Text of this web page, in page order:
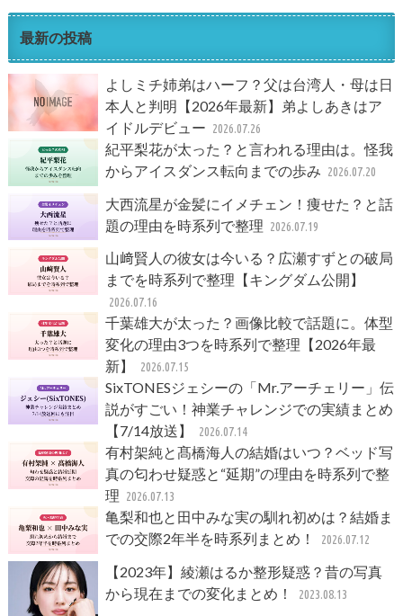
最新の投稿
よしミチ姉弟はハーフ？父は台湾人・母は日
本人と判明【2026年最新】弟よしあきはア
イドルデビュー 2026.07.26
紀平梨花が太った？と言われる理由は。怪我
からアイスダンス転向までの歩み 2026.07.20
大西流星が金髪にイメチェン！痩せた？と話
題の理由を時系列で整理 2026.07.19
山﨑賢人の彼女は今いる？広瀬すずとの破局
までを時系列で整理【キングダム公開】
2026.07.16
千葉雄大が太った？画像比較で話題に。体型
変化の理由3つを時系列で整理【2026年最
新】
2026.07.15
SixTONESジェシーの「Mr.アーチェリー」伝
説がすごい！神業チャレンジでの実績まとめ
【7/14放送】
2026.07.14
有村架純と髙橋海人の結婚はいつ？ベッド写
真の匂わせ疑惑と“延期”の理由を時系列で整
理 2026.07.13
亀梨和也と田中みな実の馴れ初めは？結婚ま
での交際2年半を時系列まとめ！
2026.07.12
【2023年】綾瀬はるか整形疑惑？昔の写真
から現在までの変化まとめ！
2023.08.13